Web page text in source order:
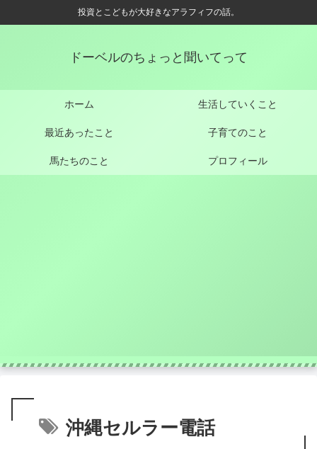
投資とこどもが大好きなアラフィフの話。
ドーベルのちょっと聞いてって
ホーム 生活していくこと
最近あったこと 子育てのこと
馬たちのこと プロフィール
沖縄セルラー電話